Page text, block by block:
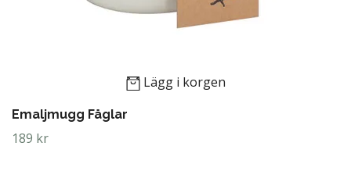
Lägg i korgen
Emaljmugg Fåglar
189 kr